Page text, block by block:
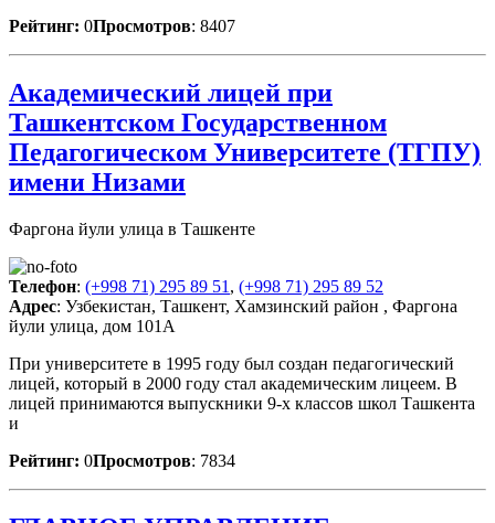
Рейтинг: 0Просмотров: 8407
Академический лицей при
Ташкентском Государственном
Педагогическом Университете (ТГПУ)
имени Низами
Фаргона йули улица в Ташкенте
Телефон: (+998 71) 295 89 51 , (+998 71) 295 89 52
Адрес: Узбекистан, Ташкент, Хамзинский район , Фаргона
йули улица, дом 101А
При университете в 1995 году был создан педагогический
лицей, который в 2000 году стал академическим лицеем. В
лицей принимаются выпускники 9-х классов школ Ташкента
и
Рейтинг: 0Просмотров: 7834